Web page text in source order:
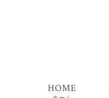
HOME